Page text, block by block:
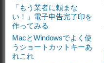
「もう業者に頼まな
い！」電子申告完了印を
作ってみる
MacとWindowsでよく使
うショートカットキーあ
れこれ